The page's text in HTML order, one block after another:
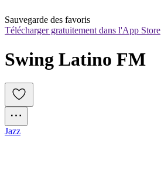
Sauvegarde des favoris
Télécharger gratuitement dans l'App Store
Swing Latino FM
Jazz